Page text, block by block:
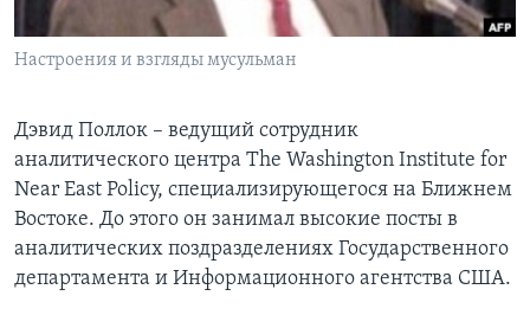
Learning English
Языки
Настроения и взгляды мусульман
Дэвид Поллок – ведущий сотрудник
аналитического центра The Washington Institute for
Near East Policy, специализирующегося на Ближнем
Востоке. До этого он занимал высокие посты в
аналитических поздразделениях Государственного
департамента и Информационного агентства США.